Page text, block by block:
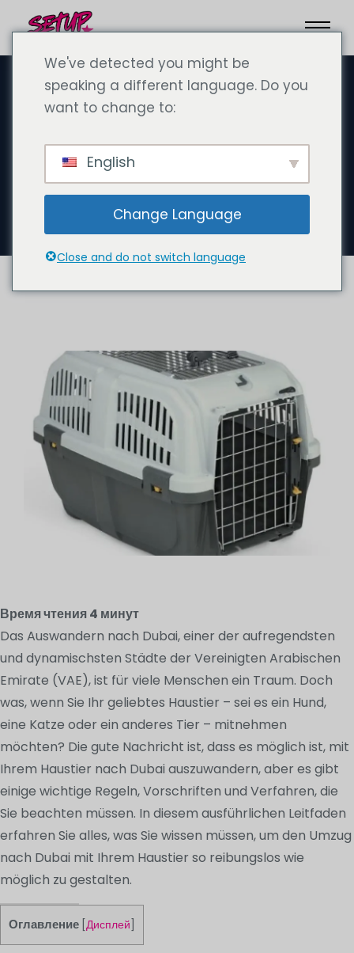
Февраль 3, 2025
Auswandern nach Dubai, VAE
mit Hund oder Haustier: Ein
umfassender Leitfaden
Время чтения4 минут
Das Auswandern nach Dubai, einer der aufregendsten
und dynamischsten Städte der Vereinigten Arabischen
Emirate (VAE), ist für viele Menschen ein Traum. Doch
was, wenn Sie Ihr geliebtes Haustier – sei es ein Hund,
eine Katze oder ein anderes Tier – mitnehmen
möchten? Die gute Nachricht ist, dass es möglich ist, mit
Ihrem Haustier nach Dubai auszuwandern, aber es gibt
einige wichtige Regeln, Vorschriften und Verfahren, die
Sie beachten müssen. In diesem ausführlichen Leitfaden
erfahren Sie alles, was Sie wissen müssen, um den Umzug
nach Dubai mit Ihrem Haustier so reibungslos wie
möglich zu gestalten.
Оглавление Дисплей
We've detected you might be
speaking a different language. Do you
want to change to:
English
Change Language
Close and do not switch language